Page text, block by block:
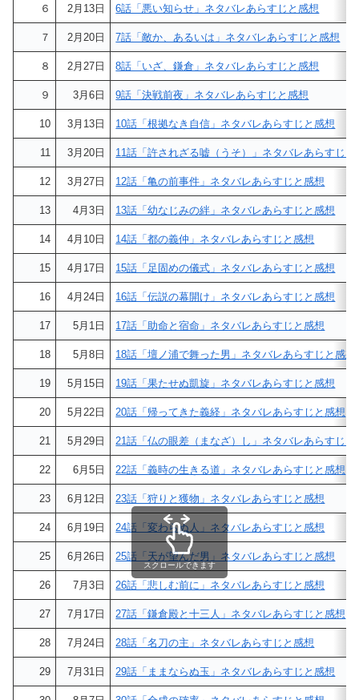
６ 2月13日 6話「悪い知らせ」ネタバレあらすじと感想
７ 2月20日 7話「敵か、あるいは」ネタバレあらすじと感想
８ 2月27日 8話「いざ、鎌倉」ネタバレあらすじと感想
９ 3月6日 9話「決戦前夜」ネタバレあらすじと感想
10 3月13日 10話「根拠なき自信」ネタバレあらすじと感想
11 3月20日 11話「許されざる嘘（うそ）」ネタバレあらすじと
12 3月27日 12話「亀の前事件」ネタバレあらすじと感想
13 4月3日 13話「幼なじみの絆」ネタバレあらすじと感想
14 4月10日 14話「都の義仲」ネタバレあらすじと感想
15 4月17日 15話「足固めの儀式」ネタバレあらすじと感想
16 4月24日 16話「伝説の幕開け」ネタバレあらすじと感想
17 5月1日 17話「助命と宿命」ネタバレあらすじと感想
18 5月8日 18話「壇ノ浦で舞った男」ネタバレあらすじと感想
19 5月15日 19話「果たせぬ凱旋」ネタバレあらすじと感想
20 5月22日 20話「帰ってきた義経」ネタバレあらすじと感想
21 5月29日 21話「仏の眼差（まなざ）し」ネタバレあらすじと
22 6月5日 22話「義時の生きる道」ネタバレあらすじと感想
23 6月12日 23話「狩りと獲物」ネタバレあらすじと感想
24 6月19日 24話「変わらぬ人」ネタバレあらすじと感想
25 6月26日 25話「天が望んだ男」ネタバレあらすじと感想
26 7月3日 26話「悲しむ前に」ネタバレあらすじと感想
27 7月17日 27話「鎌倉殿と十三人」ネタバレあらすじと感想
28 7月24日 28話「名刀の主」ネタバレあらすじと感想
29 7月31日 29話「ままならぬ玉」ネタバレあらすじと感想
スクロールできます